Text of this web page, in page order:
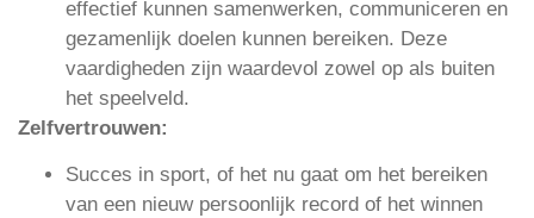
effectief kunnen samenwerken, communiceren en
gezamenlijk doelen kunnen bereiken. Deze
vaardigheden zijn waardevol zowel op als buiten
het speelveld.
Zelfvertrouwen:
Succes in sport, of het nu gaat om het bereiken
van een nieuw persoonlijk record of het winnen